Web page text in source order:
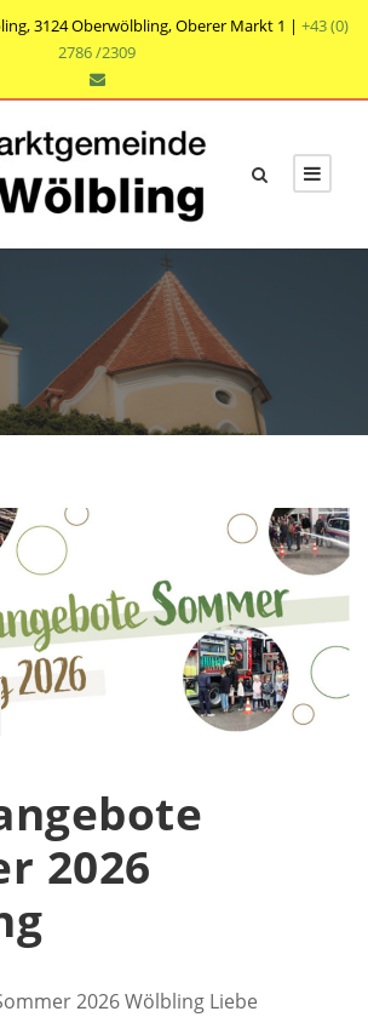
3124 Oberwölbling, Oberer Markt 1 | +43 (0)
2786 /2309
2026
2026 Wölbling Liebe